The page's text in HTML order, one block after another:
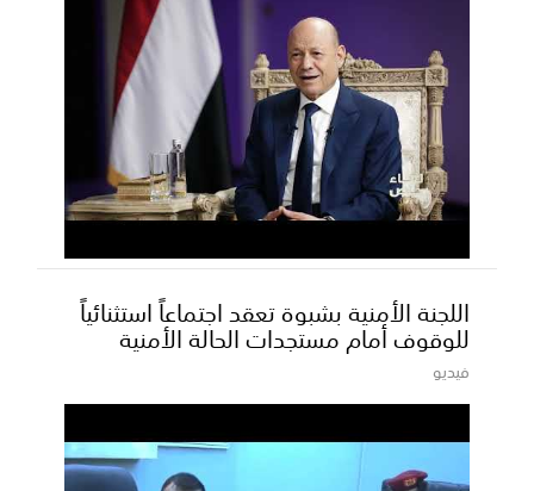
اللجنة الأمنية بشبوة تعقد اجتماعاً استثنائياً
للوقوف أمام مستجدات الحالة الأمنية
فيديو